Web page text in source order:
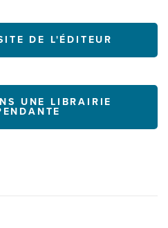
DE L'ÉDITEUR
UNE LIBRAIRIE